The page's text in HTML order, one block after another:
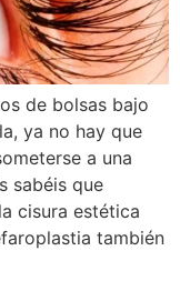
de bolsas bajo
ya no hay que
a una
sabéis que
cisura estética
también